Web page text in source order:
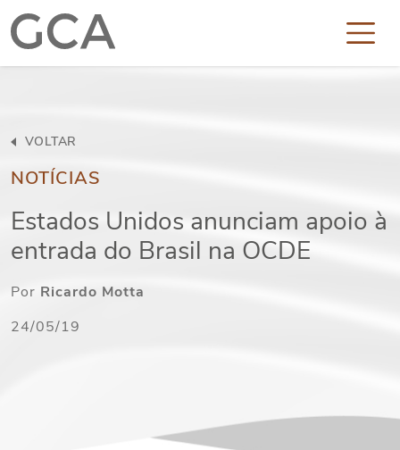
NOTÍCIAS
VOLTAR
Estados Unidos anunciam apoio à
entrada do Brasil na OCDE
Por Ricardo Motta
24/05/19